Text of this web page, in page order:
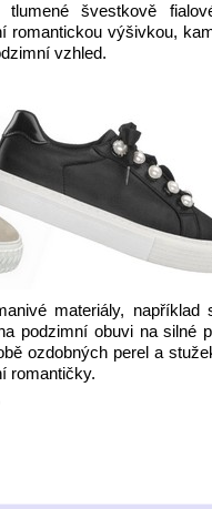
švestkově
romantickou výšivkou,
vzhled.
materiály, například
podzimní obuvi na silné
ozdobných perel a
romantičky.